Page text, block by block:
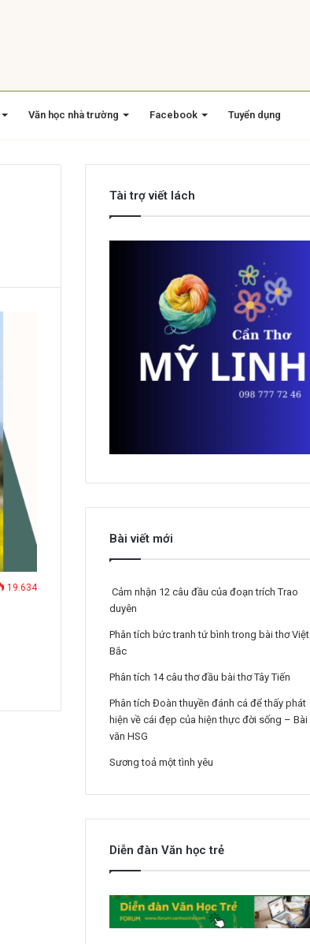
Văn học nhà trường Facebook Tuyển dụng
19.634
Tài trợ viết lách
Bài viết mới
Cảm nhận 12 câu đầu của đoạn trích Trao
duyên
Phân tích bức tranh tứ bình trong bài thơ Việt
Bắc
Phân tích 14 câu thơ đầu bài thơ Tây Tiến
Phân tích Đoàn thuyền đánh cá để thấy phát
hiện về cái đẹp của hiện thực đời sống – Bài
văn HSG
Sương toả một tình yêu
Diễn đàn Văn học trẻ